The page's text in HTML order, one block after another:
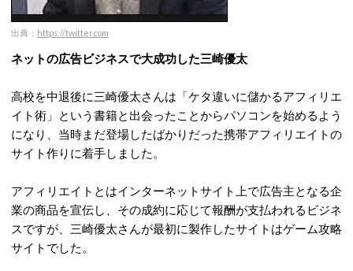
出典： https://twitter.com
ネットの広告ビジネスで大成功した三崎優太
高校を中退後に三崎優太さんは「ケタ違いに儲かるアフィリエ
イト術」という書籍と出会ったことからパソコンを始めるよう
になり、当時まだ登場したばかりだった携帯アフィリエイトの
サイト作りに着手しました。
アフィリエイトとはインターネットサイト上で広告主となる企
業の商品を宣伝し、その成約に応じて報酬が支払われるビジネ
スですが、三崎優太さんが最初に製作したサイトはゲーム攻略
サイトでした。